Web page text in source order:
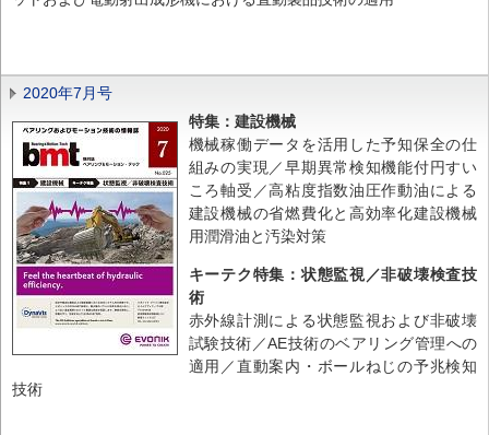
2020年7月号
特集：建設機械
機械稼働データを活用した予知保全の仕
組みの実現／早期異常検知機能付円すい
ころ軸受／高粘度指数油圧作動油による
建設機械の省燃費化と高効率化建設機械
用潤滑油と汚染対策
キーテク特集：状態監視／非破壊検査技
術
赤外線計測による状態監視および非破壊
試験技術／AE技術のベアリング管理への
適用／直動案内・ボールねじの予兆検知
技術